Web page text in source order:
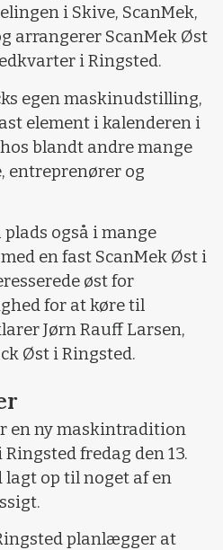
i Skive, ScanMek,
arrangerer ScanMek Øst
i Ringsted.
egen maskinudstilling,
element i kalenderen i
blandt andre mange
entreprenører og
også i mange
en fast ScanMek Øst i
øst for
for at køre til
Jørn Rauff Larsen,
Øst i Ringsted.
en ny maskintradition
fredag den 13.
lagt op til noget af en
planlægger at